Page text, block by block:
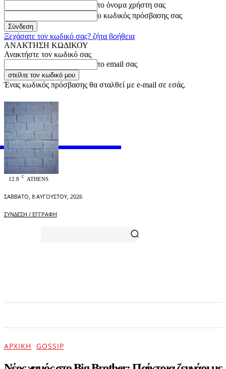
το όνομα χρήστη σας
ο κωδικός πρόσβασης σας
Ξεχάσατε τον κωδικό σας? ζήτα βοήθεια
ΑΝΑΚΤΗΣΗ ΚΩΔΙΚΟΥ
Ανακτήστε τον κωδικό σας
το email σας
Ένας κωδικός πρόσβασης θα σταλθεί με e-mail σε εσάς.
OFFICIAL
12.8 C ATHENS
ΣΆΒΒΑΤΟ, 8 ΑΥΓΟΎΣΤΟΥ, 2026
ΣΎΝΔΕΣΗ / ΕΓΓΡΑΦΉ
ΑΡΧΙΚΉ GOSSIP